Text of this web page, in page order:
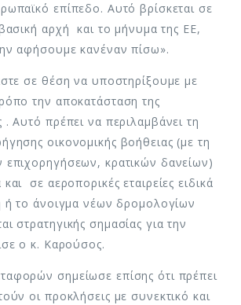
επίπεδο. Αυτό βρίσκεται σε
αρχή και το μήνυμα της ΕΕ,
αφήσουμε κανέναν πίσω».
σε θέση να υποστηρίξουμε με
την αποκατάσταση της
. Αυτό πρέπει να περιλαμβάνει τη
οικονομικής βοήθειας (με τη
επιχορηγήσεων, κρατικών δανείων)
σε αεροπορικές εταιρείες ειδικά
ή το άνοιγμα νέων δρομολογίων
στρατηγικής σημασίας για την
ο κ. Καρούσος.
σημείωσε επίσης ότι πρέπει
οι προκλήσεις με συνεκτικό και